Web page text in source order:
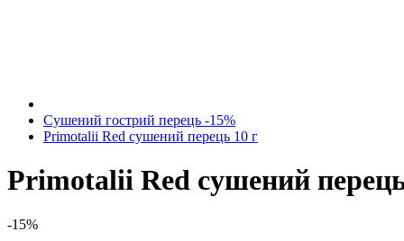
Сушений гострий перець -15%
Primotalii Red сушений перець 10 г
Primotalii Red сушений
-15%